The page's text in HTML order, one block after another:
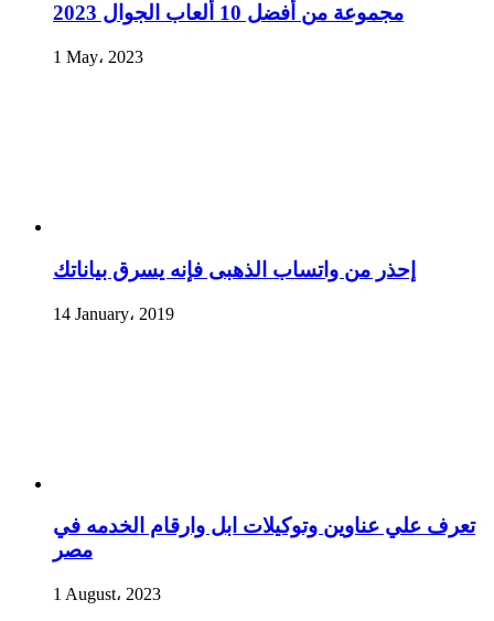
مجموعة من أفضل 10 ألعاب الجوال 2023
1 May، 2023
إحذر من واتساب الذهبى فإنه يسرق بياناتك
14 January، 2019
تعرف علي عناوين وتوكيلات ابل وارقام الخدمه في
مصر
1 August، 2023